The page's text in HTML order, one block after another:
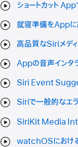
ショートカット
就寝準備をApp
高品質なSiriメディ
Appの音声インタ
Siri Event
Siriで一般的なエ
SiriKit Media
watchOSにおける